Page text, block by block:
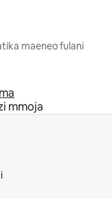
maeneo fulani
mmoja